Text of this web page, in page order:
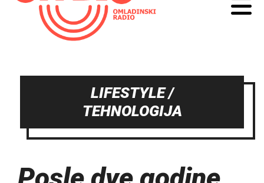
LIFESTYLE /
TEHNOLOGIJA